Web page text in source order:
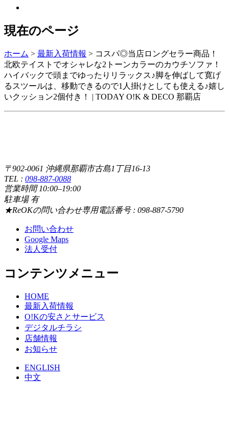
現在のページ
ホーム > 最新入荷情報 > コスパ◎当店ロングセラー商品！
北欧テイストでオシャレな2トーンカラーのカウチソファ！
ハイバックで頭までゆったりリラックス♪脚を伸ばして寛げ
るスツールは、移動できるので1人掛けとしても使える♪嬉し
いクッション2個付き！ | TODAY O!K & DECO 那覇店
〒902-0061 沖縄県那覇市古島1丁目16-13
TEL : 098-887-0088
営業時間 10:00–19:00
駐車場 有
★ReOKの問い合わせ専用電話番号 : 098-887-5790
お問い合わせ
Google Maps
法人受付
コンテンツメニュー
HOME
最新入荷情報
O!Kの安さとサービス
デジタルチラシ
店舗情報
お知らせ
ENGLISH
中文